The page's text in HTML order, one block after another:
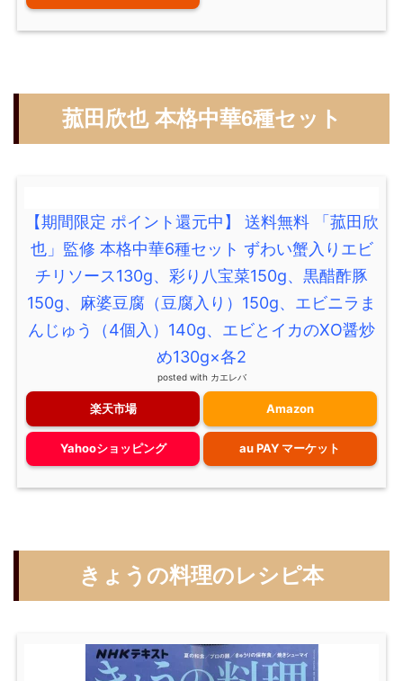
菰田欣也 本格中華6種セット
【期間限定 ポイント還元中】 送料無料 「菰田欣
也」監修 本格中華6種セット ずわい蟹入りエビ
チリソース130g、彩り八宝菜150g、黒醋酢豚
150g、麻婆豆腐（豆腐入り）150g、エビニラま
んじゅう（4個入）140g、エビとイカのXO醤炒
め130g×各2
posted with カエレバ
楽天市場 Amazon
Yahooショッピング au PAY マーケット
きょうの料理のレシピ本